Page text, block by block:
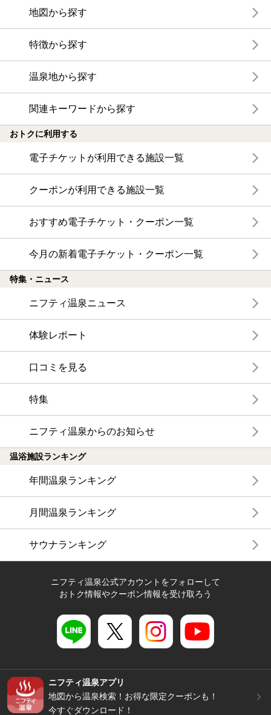
地図から探す
特徴から探す
温泉地から探す
関連キーワードから探す
おトクに利用する
電子チケットが利用できる施設一覧
クーポンが利用できる施設一覧
おすすめ電子チケット・クーポン一覧
今月の新着電子チケット・クーポン一覧
特集・ニュース
ニフティ温泉ニュース
体験レポート
口コミを見る
特集
ニフティ温泉からのお知らせ
温浴施設ランキング
年間温泉ランキング
月間温泉ランキング
サウナランキング
ニフティ温泉公式アカウントをフォローして
おトク情報やクーポン情報を受け取ろう
ニフティ温泉アプリ
地図から温泉検索！お得な限定クーポンも！
今すぐダウンロード！